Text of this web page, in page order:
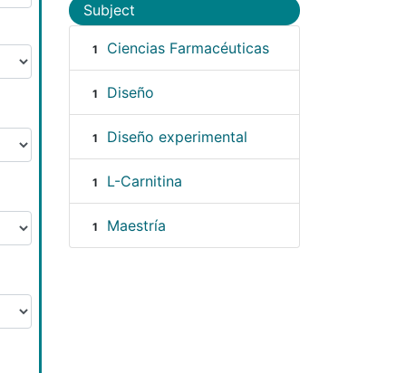
Subject
1 Ciencias Farmacéuticas
1 Diseño
1 Diseño experimental
1 L-Carnitina
1 Maestría